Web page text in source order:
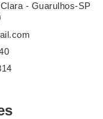
- Guarulhos-SP